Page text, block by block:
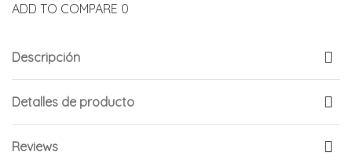
ADD TO COMPARE 0
Descripción
Detalles de producto
Reviews